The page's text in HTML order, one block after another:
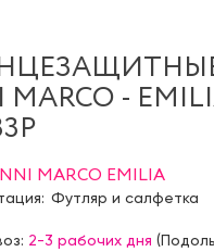
MARCO -
MARCO EMILIA
Футляр и салфетка
2-3 рабочих дня (